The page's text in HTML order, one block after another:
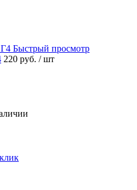
Быстрый просмотр
220 руб. / шт